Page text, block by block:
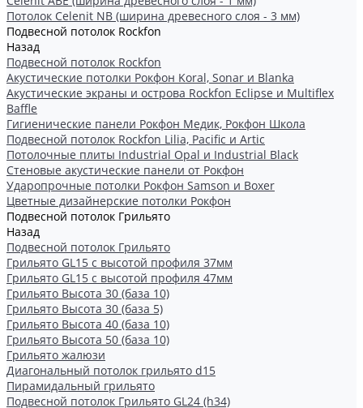
Потолок Celenit NB (ширина древесного слоя - 3 мм)
Подвесной потолок Rockfon
Назад
Подвесной потолок Rockfon
Акустические потолки Рокфон Koral, Sonar и Blanka
Акустические экраны и острова Rockfon Eclipse и Multiflex
Baffle
Гигиенические панели Рокфон Медик, Рокфон Школа
Подвесной потолок Rockfon Lilia, Pacific и Artic
Потолочные плиты Industrial Opal и Industrial Black
Стеновые акустические панели от Рокфон
Ударопрочные потолки Рокфон Samson и Boxer
Цветные дизайнерские потолки Рокфон
Подвесной потолок Грильято
Назад
Подвесной потолок Грильято
Грильято GL15 с высотой профиля 37мм
Грильято GL15 с высотой профиля 47мм
Грильято Высота 30 (база 10)
Грильято Высота 30 (база 5)
Грильято Высота 40 (база 10)
Грильято Высота 50 (база 10)
Грильято жалюзи
Диагональный потолок грильято d15
Пирамидальный грильято
Подвесной потолок Грильято GL24 (h34)